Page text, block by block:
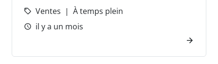
Ventes
À temps plein
il y a un mois